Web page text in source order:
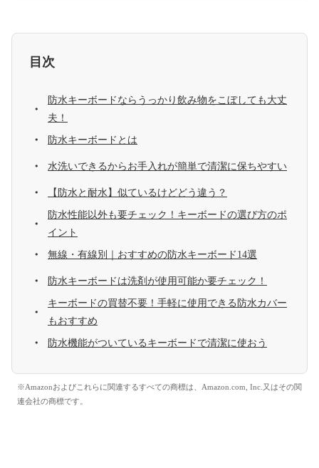
目次
防水キーボードならうっかり飲み物をこぼしても大丈
夫！
防水キーボードとは
水洗いできるからお手入れが簡単で清潔に保ちやすい
【防水と耐水】似ているけどどう違う？
防水性能以外も要チェック！キーボードの選び方のポ
イント
無線・有線別｜おすすめの防水キーボード14選
防水キーボードは洗剤が使用可能か要チェック！
キーボードの買替不要！手軽に使用できる防水カバー
もおすすめ
防水機能がついているキーボードで清潔に使おう
※Amazonおよびこれらに関連するすべての商標は、Amazon.com, Inc.又はその関
連会社の商標です。